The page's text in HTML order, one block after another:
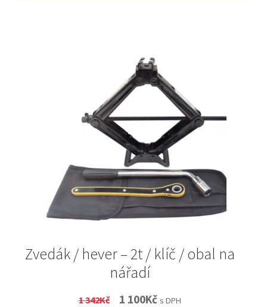
Zvedák / hever – 2t / klíč / obal na
nářadí
1 342Kč
Original
1 100KčCurrent
s DPH